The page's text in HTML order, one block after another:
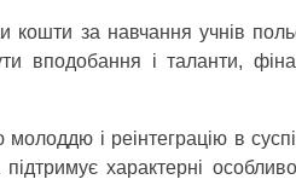
кошти за навчання учнів
вподобання і таланти,
і реінтеграцію в
характерні